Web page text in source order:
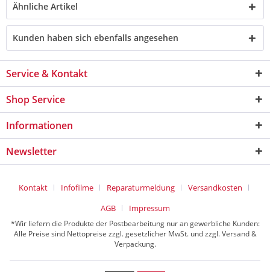
Ähnliche Artikel
Kunden haben sich ebenfalls angesehen
Service & Kontakt
Shop Service
Informationen
Newsletter
Kontakt Infofilme Reparaturmeldung
Versandkosten
AGB
Impressum
*Wir liefern die Produkte der Postbearbeitung nur an gewerbliche Kunden:
Alle Preise sind Nettopreise zzgl. gesetzlicher MwSt. und zzgl. Versand &
Verpackung.